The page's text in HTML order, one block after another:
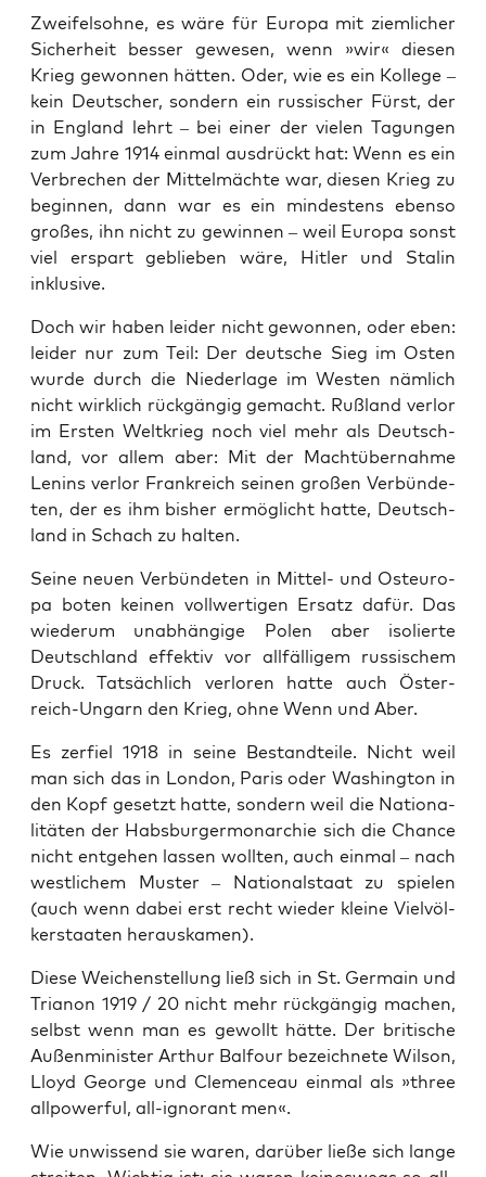
Zwei­fels­oh­ne, es wäre für Euro­pa mit ziem­li­cher
Sicher­heit bes­ser gewe­sen, wenn »wir« die­sen
Krieg gewon­nen hät­ten. Oder, wie es ein Kol­le­ge –
kein Deut­scher, son­dern ein rus­si­scher Fürst, der
in Eng­land lehrt – bei einer der vie­len Tagun­gen
zum Jah­re 1914 ein­mal aus­drückt hat: Wenn es ein
Ver­bre­chen der Mit­tel­mäch­te war, die­sen Krieg zu
begin­nen, dann war es ein min­des­tens eben­so
gro­ßes, ihn nicht zu gewin­nen – weil Euro­pa sonst
viel erspart geblie­ben wäre, Hit­ler und Sta­lin
inklusive.
Doch wir haben lei­der nicht gewon­nen, oder eben:
lei­der nur zum Teil: Der deut­sche Sieg im Osten
wur­de durch die Nie­der­la­ge im Wes­ten näm­lich
nicht wirk­lich rück­gän­gig gemacht. Ruß­land ver­lor
im Ers­ten Welt­krieg noch viel mehr als Deutsch­
land, vor allem aber: Mit der Macht­über­nah­me
Lenins ver­lor Frank­reich sei­nen gro­ßen Ver­bün­de­
ten, der es ihm bis­her ermög­licht hat­te, Deutsch­
land in Schach zu halten.
Sei­ne neu­en Ver­bün­de­ten in Mit­tel- und Ost­eu­ro­
pa boten kei­nen voll­wer­ti­gen Ersatz dafür. Das
wie­der­um unab­hän­gi­ge Polen aber iso­lier­te
Deutsch­land effek­tiv vor all­fäl­li­gem rus­si­schem
Druck. Tat­säch­lich ver­lo­ren hat­te auch Öster­
reich-Ungarn den Krieg, ohne Wenn und Aber.
Es zer­fiel 1918 in sei­ne Bestand­tei­le. Nicht weil
man sich das in Lon­don, Paris oder Washing­ton in
den Kopf gesetzt hat­te, son­dern weil die Natio­na­
li­tä­ten der Habs­bur­ger­mon­ar­chie sich die Chan­ce
nicht ent­ge­hen las­sen woll­ten, auch ein­mal – nach
west­li­chem Mus­ter – Natio­nal­staat zu spie­len
(auch wenn dabei erst recht wie­der klei­ne Viel­völ­
ker­staa­ten herauskamen).
Die­se Wei­chen­stel­lung ließ sich in St. Ger­main und
Tria­non 1919 / 20 nicht mehr rück­gän­gig machen,
selbst wenn man es gewollt hät­te. Der bri­ti­sche
Außen­mi­nis­ter Arthur Bal­four bezeich­ne­te Wil­son,
Lloyd Geor­ge und Cle­men­ceau ein­mal als »three
all­powerful, all-igno­rant men«.
Wie unwis­send sie waren, dar­über lie­ße sich lan­ge